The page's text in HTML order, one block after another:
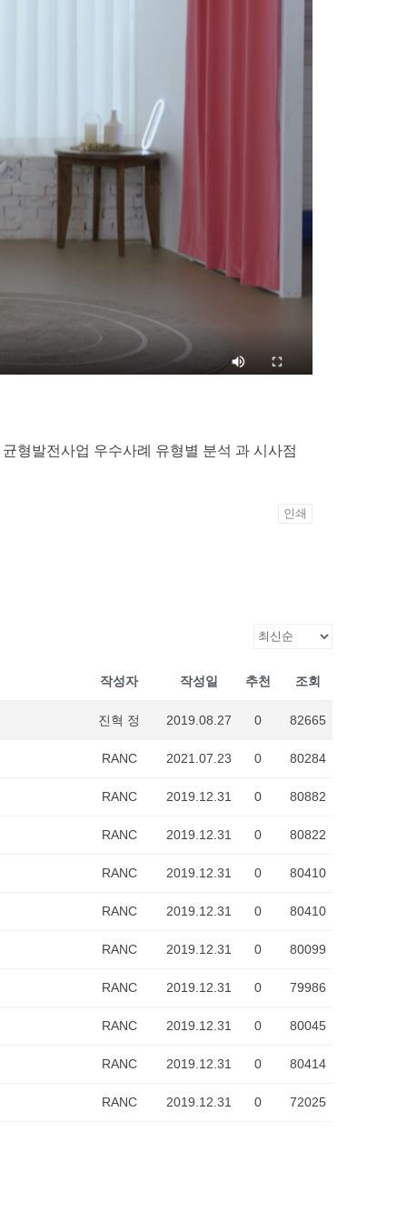
형발전사업 우수사례 유형별 분석 과 시사점
인쇄
작성자 작성일 추천 조회
진혁 정 2019.08.27 0 82665
RANC 2021.07.23 0 80284
RANC 2019.12.31 0 80882
RANC 2019.12.31 0 80822
RANC 2019.12.31 0 80410
RANC 2019.12.31 0 80410
RANC 2019.12.31 0 80099
RANC 2019.12.31 0 79986
RANC 2019.12.31 0 80045
RANC 2019.12.31 0 80414
RANC 2019.12.31 0 72025